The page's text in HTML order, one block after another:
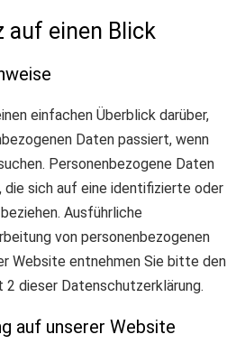
auf einen Blick
einfachen Überblick darüber,
Daten passiert, wenn
Personenbezogene Daten
die sich auf eine identifizierte oder
Ausführliche
von personenbezogenen
Website entnehmen Sie bitte den
2 dieser Datenschutzerklärung.
auf unserer Website